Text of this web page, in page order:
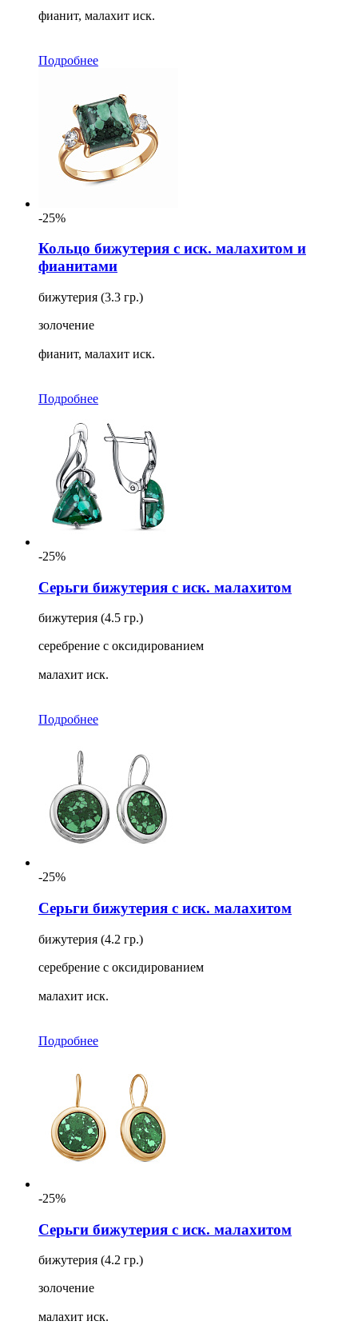
фианит, малахит иск.
Подробнее
-25%
Кольцо бижутерия с иск. малахитом и
фианитами
бижутерия (3.3 гр.)
золочение
фианит, малахит иск.
Подробнее
-25%
Серьги бижутерия с иск. малахитом
бижутерия (4.5 гр.)
серебрение с оксидированием
малахит иск.
Подробнее
-25%
Серьги бижутерия с иск. малахитом
бижутерия (4.2 гр.)
серебрение с оксидированием
малахит иск.
Подробнее
-25%
Серьги бижутерия с иск. малахитом
бижутерия (4.2 гр.)
золочение
малахит иск.